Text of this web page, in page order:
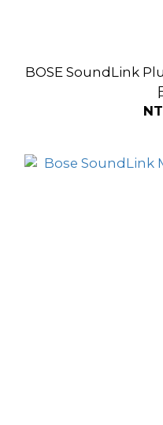
BOSE SoundLink